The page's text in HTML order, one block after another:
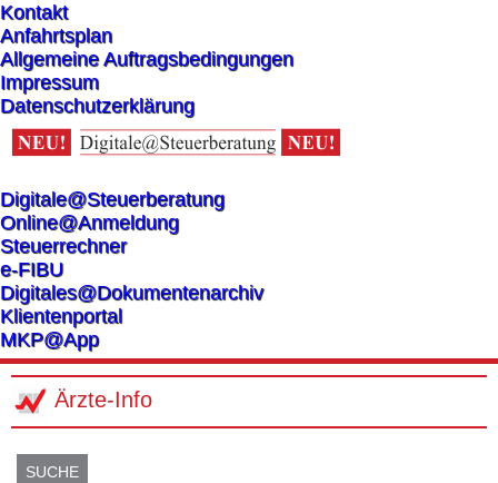
Kontakt
Anfahrtsplan
Allgemeine Auftragsbedingungen
Impressum
Datenschutzerklärung
Digitale@Steuerberatung
Online@Anmeldung
Steuerrechner
e-FIBU
Digitales@Dokumentenarchiv
Klientenportal
MKP@App
Ärzte-Info
SUCHE